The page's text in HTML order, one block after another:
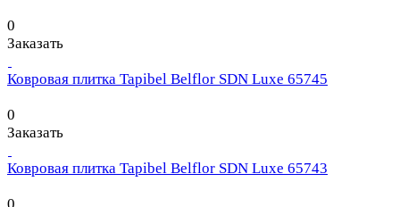
0
Заказать
Ковровая плитка Tapibel Belflor SDN Luxe 65745
0
Заказать
Ковровая плитка Tapibel Belflor SDN Luxe 65743